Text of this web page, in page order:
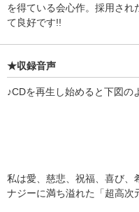
を得ている会心作。採用され
て良好です!!
★収録音声
♪CDを再生し始めると下図の
私は愛、慈悲、祝福、喜び、
ナジーに満ち溢れた「超高次